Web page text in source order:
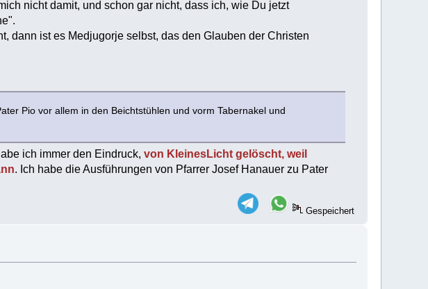
nicht damit, und schon gar nicht, dass ich, wie Du jetzt
dann ist es Medjugorje selbst, das den Glauben der Christen
Pio vor allem in den Beichtstühlen und vorm Tabernakel und
ich immer den Eindruck, von KleinesLicht gelöscht, weil
. Ich habe die Ausführungen von Pfarrer Josef Hanauer zu Pater
Gespeichert